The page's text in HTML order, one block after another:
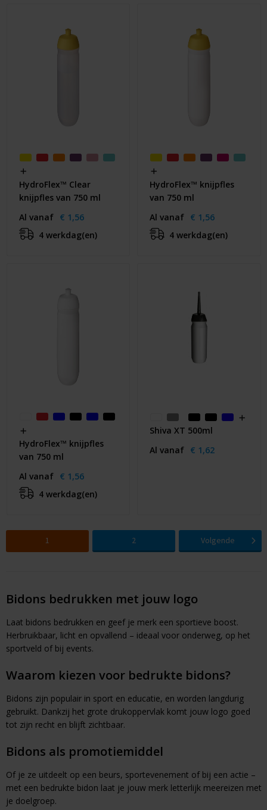
HydroFlex™ Clear
knijpfles van 750 ml
Al vanaf € 1,56
4 werkdag(en)
HydroFlex™ knijpfles
van 750 ml
Al vanaf € 1,56
4 werkdag(en)
HydroFlex™ knijpfles
van 750 ml
Al vanaf € 1,56
4 werkdag(en)
Shiva XT 500ml
Al vanaf € 1,62
1 2 Volgende
Bidons bedrukken met jouw logo
Laat bidons bedrukken en geef je merk een sportieve boost.
Herbruikbaar, licht en opvallend – ideaal voor onderweg, op het
sportveld of bij events.
Waarom kiezen voor bedrukte bidons?
Bidons zijn populair in sport en educatie, en worden langdurig
gebruikt. Dankzij het grote drukoppervlak komt jouw logo goed
tot zijn recht en blijft zichtbaar.
Bidons als promotiemiddel
Of je ze uitdeelt op een beurs, sportevenement of bij een actie –
met een bedrukte bidon laat je jouw merk letterlijk meereizen met
je doelgroep.